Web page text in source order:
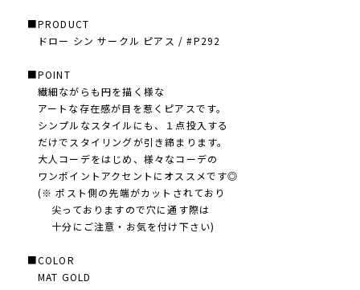
■PRODUCT
ドロー シン サークル ピアス / #P292
■POINT
繊細ながらも円を描く様な
アートな存在感が目を惹くピアスです。
シンプルなスタイルにも、１点投入する
だけでスタイリングが引き締まります。
大人コーデをはじめ、様々なコーデの
ワンポイントアクセントにオススメです◎
(※ ポスト側の先端がカットされており
尖っておりますので穴に通す際は
十分にご注意・お気を付け下さい)
■COLOR
MAT GOLD